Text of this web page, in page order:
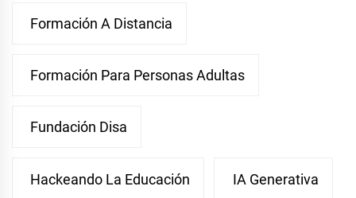
Formación A Distancia
Formación Para Personas Adultas
Fundación Disa
Hackeando La Educación IA Generativa